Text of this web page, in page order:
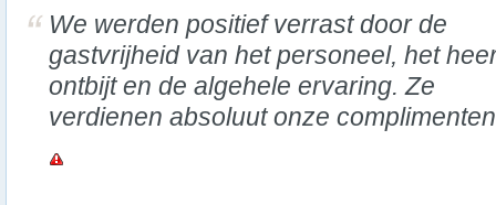
We werden positief verrast door de
gastvrijheid van het personeel, het
ontbijt en de algehele ervaring. Ze
verdienen absoluut onze